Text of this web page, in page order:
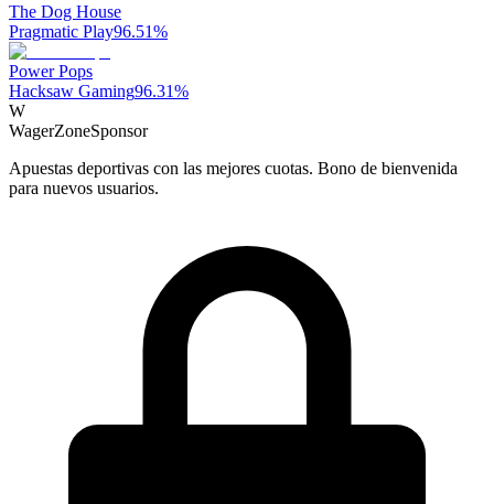
The Dog House
Pragmatic Play96.51%
Power Pops
Hacksaw Gaming96.31%
W
WagerZoneSponsor
Apuestas deportivas con las mejores cuotas. Bono de bienvenida
para nuevos usuarios.